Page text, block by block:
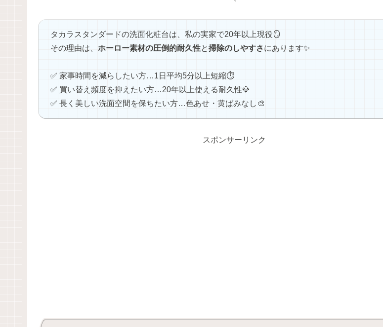
タカラスタンダードの洗面化粧台は、私の実家で20年以上現役🪞
その理由は、 ホーロー素材の圧倒的耐久性と掃除のしやすさにあります✨
✅ 家事時間を減らしたい方…1日平均5分以上短縮⏱️
✅ 買い替え頻度を抑えたい方…20年以上使える耐久性💎
✅ 長く美しい洗面空間を保ちたい方…色あせ・黄ばみなし🎨
スポンサーリンク